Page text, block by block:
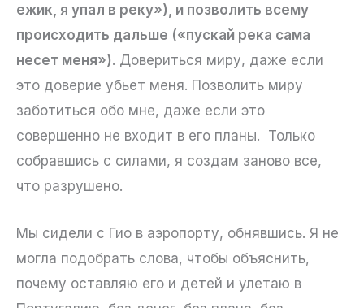
ежик, я упал в реку»), и позволить всему
происходить дальше («пускай река сама
несет меня»). Довериться миру, даже если
это доверие убьет меня. Позволить миру
заботиться обо мне, даже если это
совершенно не входит в его планы. Только
собравшись с силами, я создам заново все,
что разрушено.
Мы сидели с Гио в аэропорту, обнявшись. Я не
могла подобрать слова, чтобы объяснить,
почему оставляю его и детей и улетаю в